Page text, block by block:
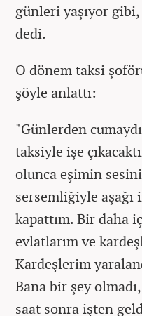
günleri yaşıyor
dedi.
O dönem taksi
şöyle anlattı:
"Günlerden
taksiyle işe
olunca eşimin
sersemliğiyle
kapattım. Bir daha
evlatlarım ve
Kardeşlerim
Bana bir şey
saat sonra işten